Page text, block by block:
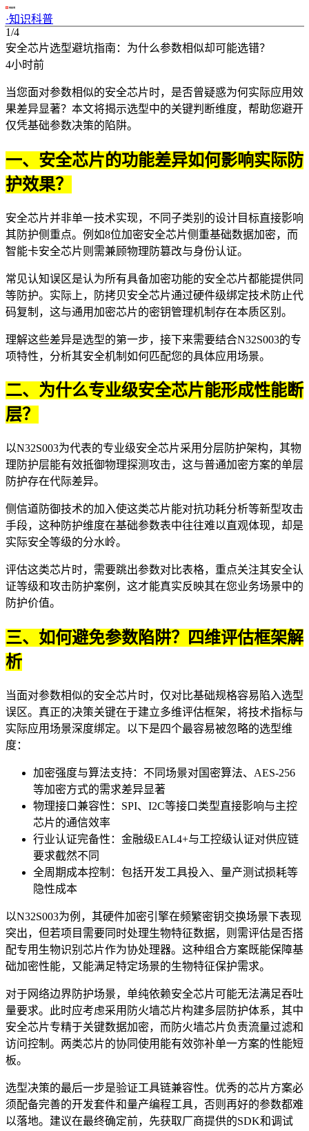
·知识科普
1/4
安全芯片选型避坑指南：为什么参数相似却可能选错？
4小时前
当您面对参数相似的安全芯片时，是否曾疑惑为何实际应用效
果差异显著？本文将揭示选型中的关键判断维度，帮助您避开
仅凭基础参数决策的陷阱。
一、安全芯片的功能差异如何影响实际防
护效果？
安全芯片并非单一技术实现，不同子类别的设计目标直接影响
其防护侧重点。例如8位加密安全芯片侧重基础数据加密，而
智能卡安全芯片则需兼顾物理防篡改与身份认证。
常见认知误区是认为所有具备加密功能的安全芯片都能提供同
等防护。实际上，
防拷贝安全芯片通过硬件级绑定技术防止代
码复制，这与通用加密芯片的密钥管理机制存在本质区别。
理解这些差异是选型的第一步，接下来需要结合N32S003的专
项特性，分析其安全机制如何匹配您的具体应用场景。
二、为什么专业级安全芯片能形成性能断
层？
以N32S003为代表的专业级安全芯片采用分层防护架构，其物
理防护层能有效抵御物理探测攻击，这与普通加密方案的单层
防护存在代际差异。
侧信道防御技术的加入使这类芯片能对抗功耗分析等新型攻击
手段，这种防护维度在基础参数表中往往难以直观体现，却是
实际安全等级的分水岭。
评估这类芯片时，需要跳出参数对比表格，重点关注其安全认
证等级和攻击防护案例，这才能真实反映其在您业务场景中的
防护价值。
三、如何避免参数陷阱？四维评估框架解
析
当面对参数相似的安全芯片时，仅对比基础规格容易陷入选型
误区。真正的决策关键在于建立多维评估框架，将技术指标与
实际应用场景深度绑定。以下是四个最容易被忽略的选型维
度：
加密强度与算法支持：不同场景对国密算法、AES-256
等加密方式的需求差异显著
物理接口兼容性：SPI、I2C等接口类型直接影响与主控
芯片的通信效率
行业认证完备性：金融级EAL4+与工控级认证对供应链
要求截然不同
全周期成本控制：包括开发工具投入、量产测试损耗等
隐性成本
以N32S003为例，其硬件加密引擎在频繁密钥交换场景下表现
突出，但若项目需要同时处理生物特征数据，则需评估是否搭
配专用 生物识别芯片作为协处理器。这种组合方案既能保障基
础加密性能，又能满足特定场景的生物特征保护需求。
对于网络边界防护场景，单纯依赖安全芯片可能无法满足吞吐
量要求。此时应考虑采用 防火墙芯片构建多层防护体系，其中
安全芯片专精于关键数据加密，而防火墙芯片负责流量过滤和
访问控制。两类芯片的协同使用能有效弥补单一方案的性能短
板。
选型决策的最后一步是验证工具链兼容性。优秀的芯片方案必
须配备完善的开发套件和量产编程工具，否则再好的参数都难
以落地。建议在最终确定前，先获取厂商提供的SDK和调试